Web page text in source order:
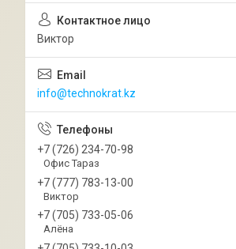
Виктор
info@technokrat.kz
+7 (726) 234-70-98
Офис Тараз
+7 (777) 783-13-00
Виктор
+7 (705) 733-05-06
Алёна